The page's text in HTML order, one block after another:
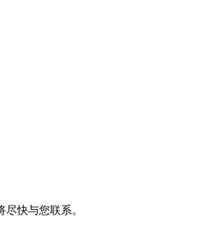
快与您联系。